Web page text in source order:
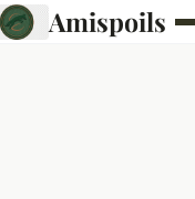
Amispoils